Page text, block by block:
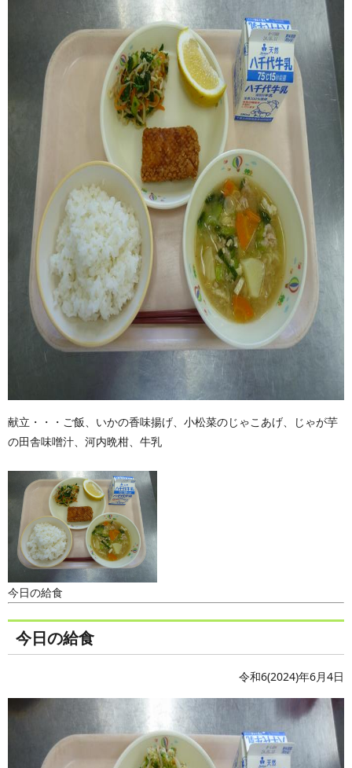
献立・・・ご飯、いかの香味揚げ、小松菜のじゃこあげ、じゃが芋
の田舎味噌汁、河内晩柑、牛乳
今日の給食
今日の給食
令和6(2024)年6月4日